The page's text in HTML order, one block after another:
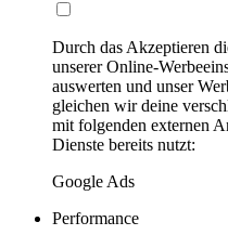
Durch das Akzeptieren
unserer Online-
auswerten und unser
gleichen wir deine
mit folgenden externen
Dienste bereits nutzt:
Google Ads
Performance